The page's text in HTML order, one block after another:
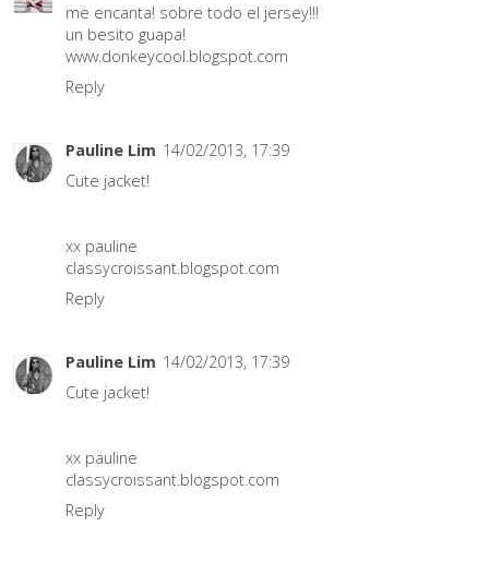
me encanta! sobre todo el jersey!!!
un besito guapa!
www.donkeycool.blogspot.com
Reply
Pauline Lim 14/02/2013, 17:39
Cute jacket!
xx pauline
classycroissant.blogspot.com
Reply
Pauline Lim 14/02/2013, 17:39
Cute jacket!
xx pauline
classycroissant.blogspot.com
Reply